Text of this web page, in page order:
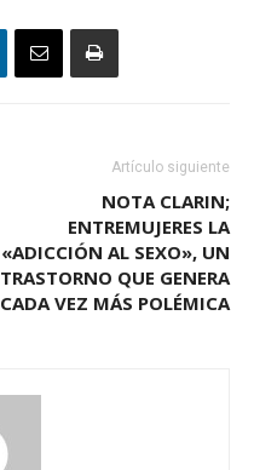
Artículo siguiente
NOTA CLARIN;
ENTREMUJERES LA
«ADICCIÓN AL SEXO», UN
TRASTORNO QUE GENERA
CADA VEZ MÁS POLÉMICA